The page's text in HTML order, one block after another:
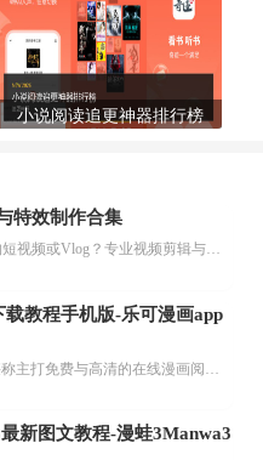
小说阅读追更神器排行榜
特效制作合集
载教程手机版-乐可漫画app
乐可漫画APP，堪称主打免费与高清的在线漫画阅读神器。其官方版提供海量完整版漫画资源，无论是国内漫画，还是日漫、韩漫、台漫、美漫等国外漫画，应有尽有，随时供你阅读。只需轻点一下，便能直接进入阅读界面。不仅如此，乐可漫画最新版本更新速度极快，在这里，你总能抢先看到全网一手漫画章节内容！...
新图文教程-漫蛙3Manwa3